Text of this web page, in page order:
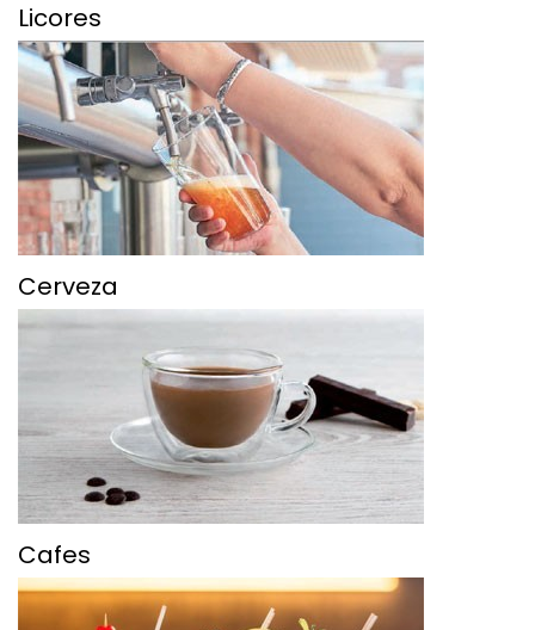
Licores
Cerveza
Cafes